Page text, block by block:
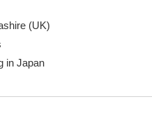
(UK)
in Japan